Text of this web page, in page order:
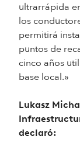
ultrarrápida
los
permitirá
puntos de
cinco años
base local.»
Lukasz
declaró: